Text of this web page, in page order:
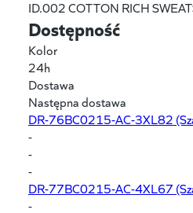
ID.002 COTTON RICH
Dostępność
Kolor
24h
Dostawa
Następna dostawa
DR-76BC0215-AC-3XL82
-
-
-
DR-77BC0215-AC-4XL67
-